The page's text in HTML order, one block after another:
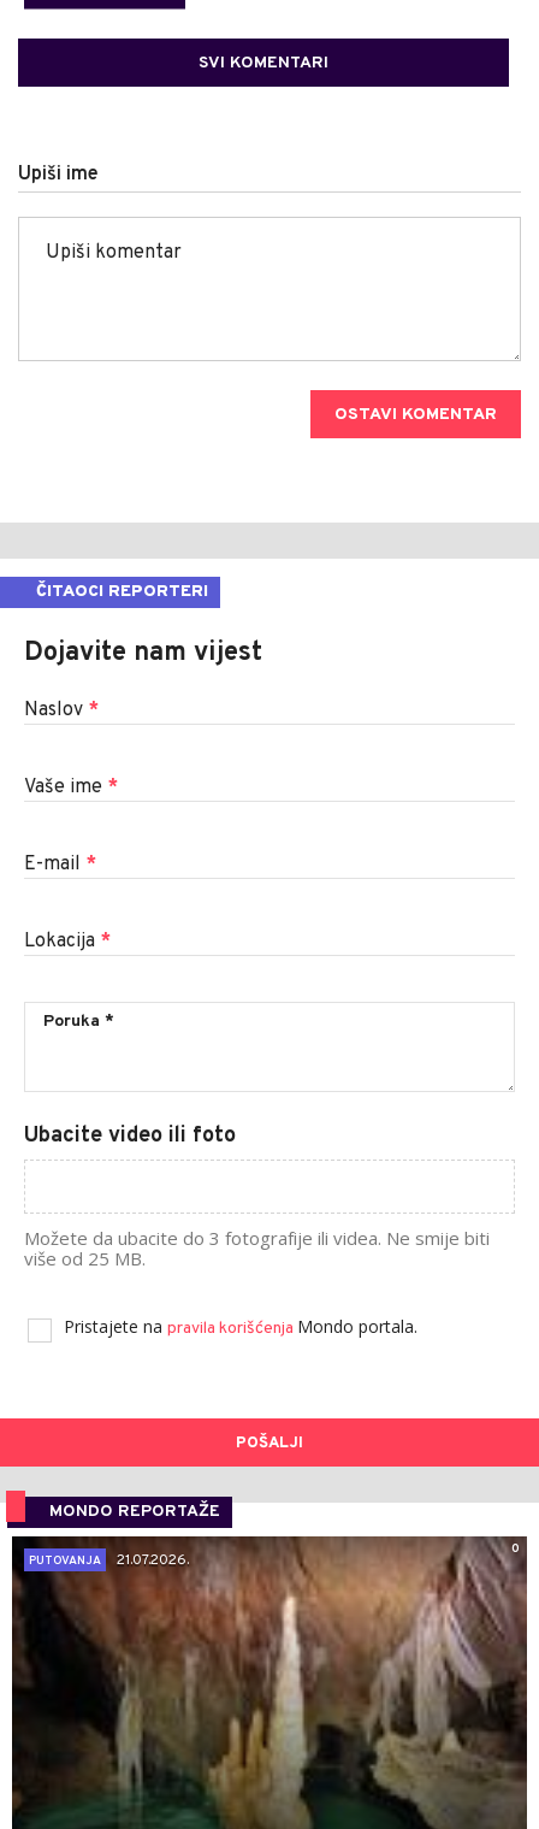
SVI KOMENTARI
Upiši ime
OSTAVI KOMENTAR
ČITAOCI REPORTERI
Dojavite nam vijest
Naslov *
Vaše ime *
E-mail *
Lokacija *
Ubacite video ili foto
Možete da ubacite do 3 fotografije ili videa. Ne smije biti
više od 25 MB.
Pristajete na pravila korišćenja Mondo portala.
POŠALJI
MONDO REPORTAŽE
0
PUTOVANJA
21.07.2026.